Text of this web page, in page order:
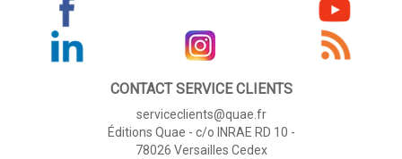
CONTACT SERVICE CLIENTS
serviceclients@quae.fr
Éditions Quae - c/o INRAE RD 10 -
78026 Versailles Cedex